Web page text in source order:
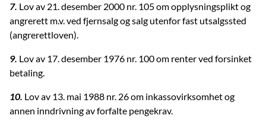
7. Lov av 21. desember 2000 nr. 105 om opplysningsplikt og
angrerett m.v. ved fjernsalg og salg utenfor fast utsalgssted
(angrerettloven).
9. Lov av 17. desember 1976 nr. 100 om renter ved forsinket
betaling.
10. Lov av 13. mai 1988 nr. 26 om inkassovirksomhet og
annen inndrivning av forfalte pengekrav.